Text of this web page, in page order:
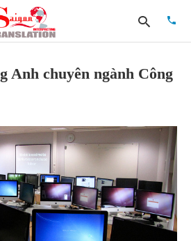
query
and
hit
enter:
Anh chuyên ngành Công